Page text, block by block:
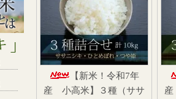
【新米！令和7年
産 小高米】３種（ササ